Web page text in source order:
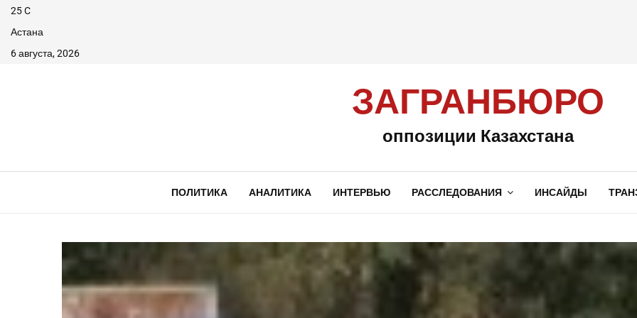
25C
Астана
6 августа, 2026
ЗАГРАНБЮРО
оппозиции Казахстана
ПОЛИТИКА АНАЛИТИКА ИНТЕРВЬЮ РАССЛЕДОВАНИЯ ИНСАЙДЫ